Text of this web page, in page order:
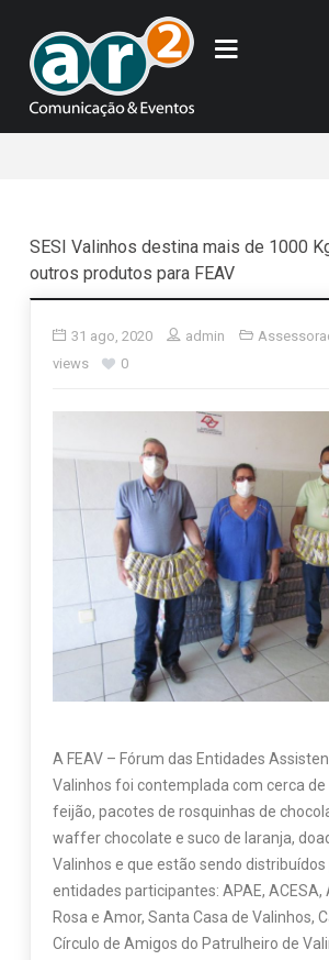
SESI Valinhos destina mais de 1000
outros produtos para FEAV
31 ago, 2020 admin
views
0
A FEAV – Fórum das Entidades
Valinhos foi contemplada com cerca de
feijão, pacotes de rosquinhas de
waffer chocolate e suco de laranja,
Valinhos e que estão sendo distribuídos
entidades participantes: APAE, ACESA,
Rosa e Amor, Santa Casa de Valinhos,
Círculo de Amigos do Patrulheiro de